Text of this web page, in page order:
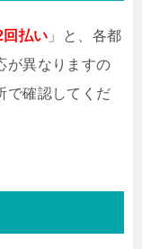
払い 」と、各都
が異なりますの
で確認してくだ